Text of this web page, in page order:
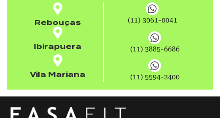
Rebouças (11) 3061-0041
Ibirapuera (11) 3885-6686
Vila Mariana (11) 5594-2400